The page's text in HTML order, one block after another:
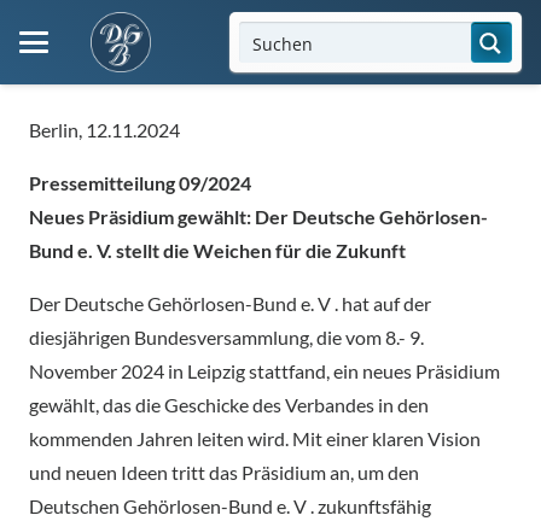
Berlin, 12.11.2024
Pressemitteilung 09/2024
Neues Präsidium gewählt: Der Deutsche Gehörlosen-
Bund e. V. stellt die Weichenfür die Zukunft
Der Deutsche Gehörlosen-Bund e. V . hat auf der
diesjährigen Bundesversammlung, die vom 8.- 9.
November 2024 in Leipzig stattfand, ein neues Präsidium
gewählt, das die Geschicke des Verbandes in den
kommenden Jahren leiten wird. Mit einer klaren Vision
und neuen Ideen tritt das Präsidium an, um den
Deutschen Gehörlosen-Bund e. V . zukunftsfähig